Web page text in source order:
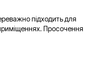
підходить для
Просочення